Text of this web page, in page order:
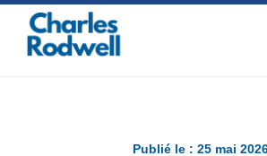
Publié le : 25 mai